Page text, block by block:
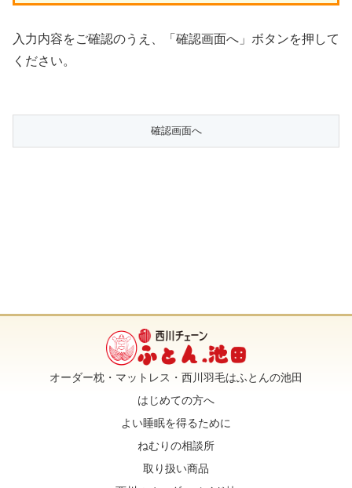
入力内容をご確認のうえ、「確認画面へ」ボタンを押して
ください。
オーダー枕・マットレス・西川羽毛はふとんの池田
はじめての方へ
よい睡眠を得るために
ねむりの相談所
取り扱い商品